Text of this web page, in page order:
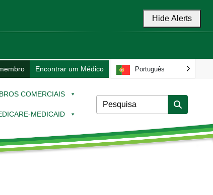
Hide Alerts
Encontrar um Médico Português
COMERCIAIS
MEDICAID